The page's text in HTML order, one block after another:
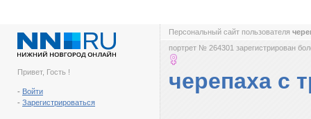
Привет, Гость !
- Войти
- Зарегистрироваться
Персональный сайт пользователя
портрет № 264301 зарегистрирован
черепаха с